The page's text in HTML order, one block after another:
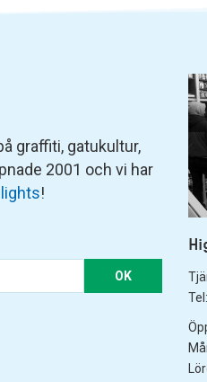
graffiti, gatukultur,
2001 och vi har
!
OK